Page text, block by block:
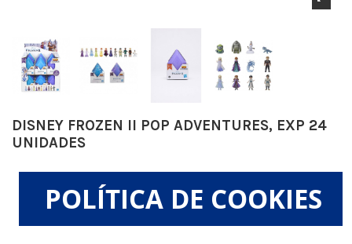
DISNEY FROZEN II POP ADVENTURES, EXP 24
UNIDADES
En Frozen 2 de Disney, los personajes se embarcan en épicas aventuras
nuevas llenas de sorpresas y las figuras sorpresas de Disney Frozen Pop
POLÍTICA DE COOKIES